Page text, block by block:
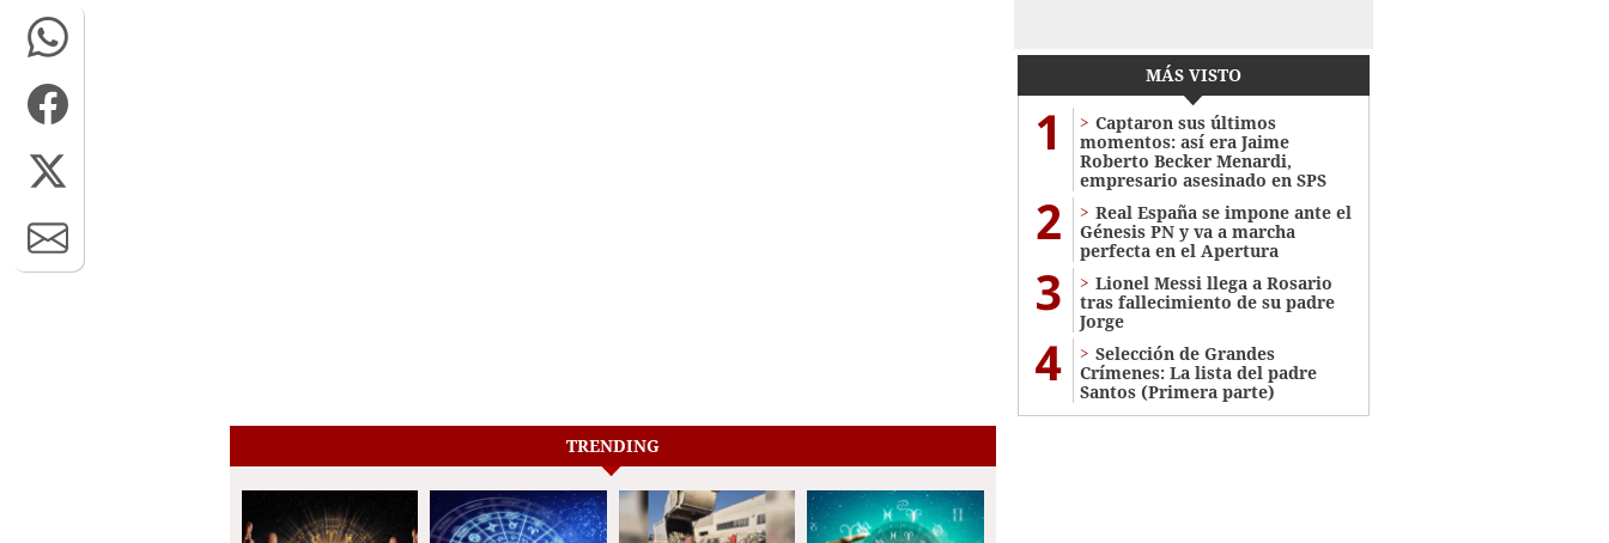
MÁS VISTO
1
Captaron sus últimos
momentos: así era Jaime
Roberto Becker Menardi​​​,
empresario asesinado en SPS
2
Real España se impone ante el
Génesis PN y va a marcha
perfecta en el Apertura
3
Lionel Messi llega a Rosario
tras fallecimiento de su padre
Jorge
4
Selección de Grandes
Crímenes: La lista del padre
Santos (Primera parte)
TRENDING